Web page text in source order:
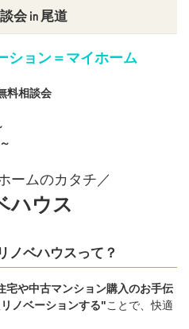
会㏌尾道
ション＝マイホーム
料相談会
ームのカタチ／
ハウス
ノベハウスって？
宅や中古マンション購入のお手伝
ノベーションする"ことで、快適